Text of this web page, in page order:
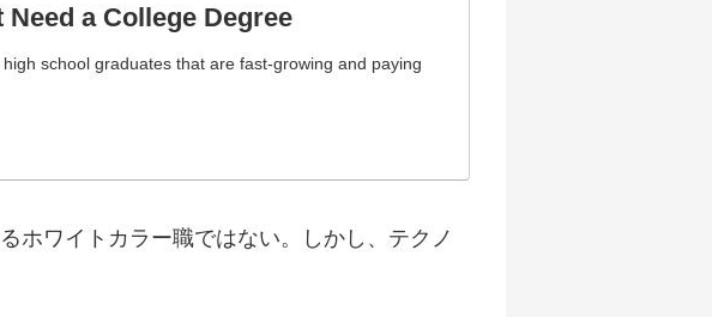
Need a College Degree
school graduates that are fast-growing and paying
ホワイトカラー職ではない。しかし、テクノ